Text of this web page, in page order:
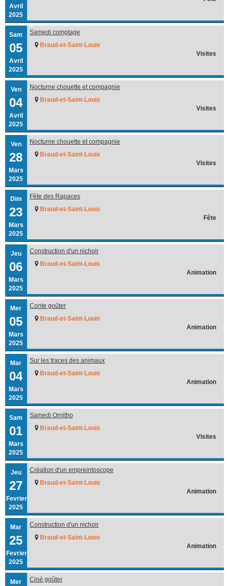
Avril
2025
Sam
05
Avril
2025
Samedi comptage
Braud-et-Saint-Louis
Visites
Ven
04
Avril
2025
Nocturne chouette et compagnie
Braud-et-Saint-Louis
Visites
Ven
28
Mars
2025
Nocturne chouette et compagnie
Braud-et-Saint-Louis
Visites
Dim
23
Mars
2025
Fête des Rapaces
Braud-et-Saint-Louis
Fête
Jeu
06
Mars
2025
Construction d'un nichoir
Braud-et-Saint-Louis
Animation
Mer
05
Mars
2025
Conte goûter
Braud-et-Saint-Louis
Animation
Mar
04
Mars
2025
Sur les traces des animaux
Braud-et-Saint-Louis
Animation
Sam
01
Mars
2025
Samedi Ornitho
Braud-et-Saint-Louis
Visites
Jeu
27
Fevrier
2025
Création d'un empreintoscope
Braud-et-Saint-Louis
Animation
Mar
25
Fevrier
2025
Construction d'un nichoir
Braud-et-Saint-Louis
Animation
Mer
Ciné goûter